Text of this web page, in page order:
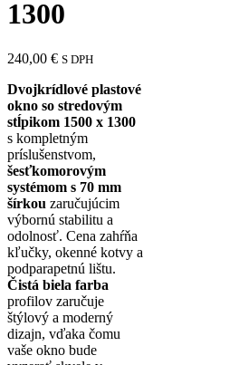
1300
240,00 € S DPH
Dvojkrídlové plastové
okno so stredovým
stĺpikom 1500 x 1300
s kompletným
príslušenstvom,
šesťkomorovým
systémom s 70 mm
šírkou zaručujúcim
výbornú stabilitu a
odolnosť. Cena zahŕňa
kľučky, okenné kotvy a
podparapetnú lištu.
Čistá biela farba
profilov zaručuje
štýlový a moderný
dizajn, vďaka čomu
vaše okno bude